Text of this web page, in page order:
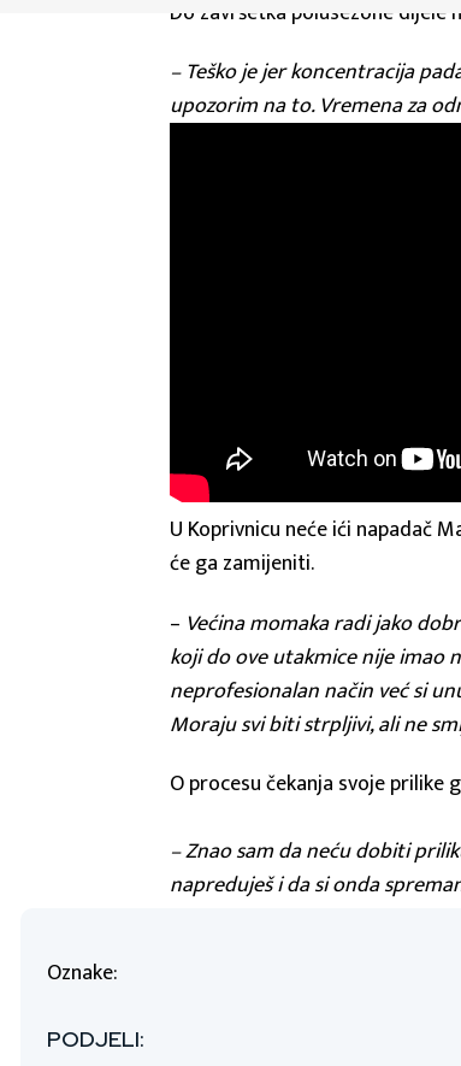
Do završetka polusezone
– Teško je jer koncentracija
upozorim na to. Vremena za
U Koprivnicu neće ići napadač
će ga zamijeniti.
– Većina momaka radi jako
koji do ove utakmice nije imao
neprofesionalan način već si
Moraju svi biti strpljivi, ali ne
O procesu čekanja svoje prilike
– Znao sam da neću dobiti
napreduješ i da si onda
Oznake:
PODJELI: